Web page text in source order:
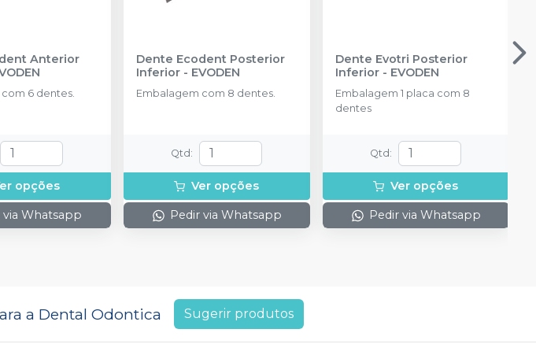
Anterior
6 dentes.
opções
via Whatsapp
Dente Ecodent Posterior
Inferior- EVODEN
Embalagem com 8 dentes.
Qtd :
Ver opções
Pedir via Whatsapp
Dente Evotri Posterior
Inferior - EVODEN
Embalagem 1 placa com 8
dentes
Qtd :
Ver opções
Pedir via Whatsapp
a Dental Odontica Sugerir produtos